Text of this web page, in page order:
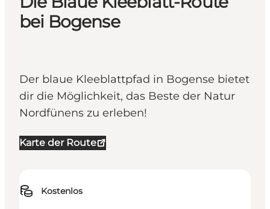
bei Bogense
Der blaue Kleeblattpfad in Bogense bietet
dir die Möglichkeit, das Beste der Natur
Nordfünens zu erleben!
Karte der Route
Kostenlos